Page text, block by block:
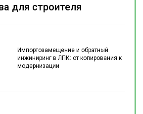
Импортозамещение и обратный
инжиниринг в ЛПК: от копирования к
модернизации
для строителя